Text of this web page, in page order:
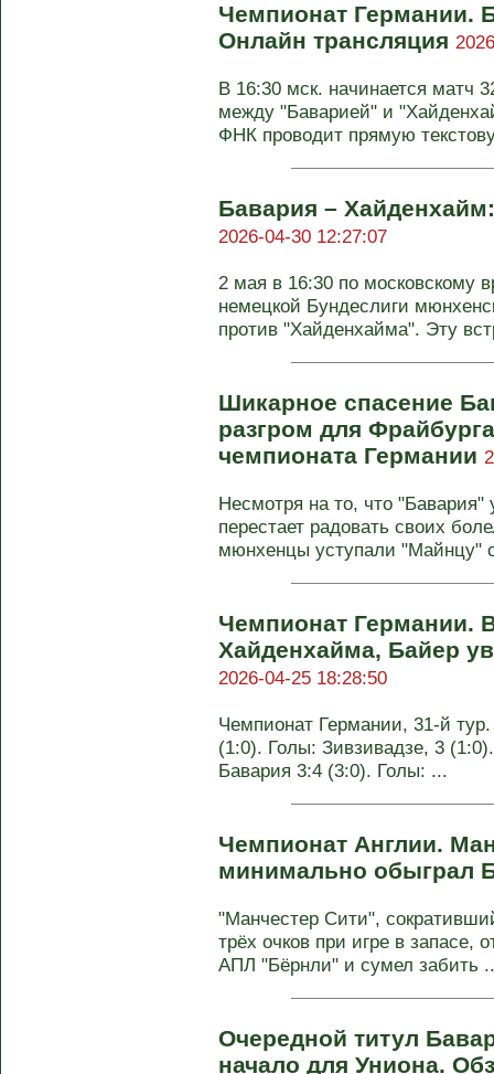
Чемпионат Германии.
Онлайн трансляция
В 16:30 мск. начинается матч
между "Баварией" и
ФНК проводит прямую
Бавария –
2026-04-30 12:27:07
2 мая в 16:30 по московскому
немецкой Бундеслиги
против "Хайденхайма". Эту
Шикарное спасение
разгром для
чемпионата Германии
Несмотря на то, что
перестает радовать своих
мюнхенцы уступали "Майнцу"
Чемпионат Германии.
Хайденхайма, Байер
2026-04-25 18:28:50
Чемпионат Германии, 31-й
(1:0). Голы: Зивзивадзе, 3
Бавария 3:4 (3:0). Голы: ...
Чемпионат Англии.
минимально обыграл
"Манчестер Сити",
трёх очков при игре в запасе,
АПЛ "Бёрнли" и сумел забить
Очередной титул
начало для Униона.